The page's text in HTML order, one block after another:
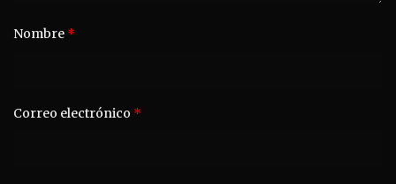
Nombre *
Correo electrónico *